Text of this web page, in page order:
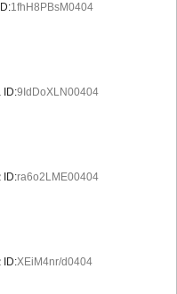
ID:1fhH8PBsM0404
ID:9IdDoXLN00404
ID:ra6o2LME00404
ID:XEiM4nr/d0404